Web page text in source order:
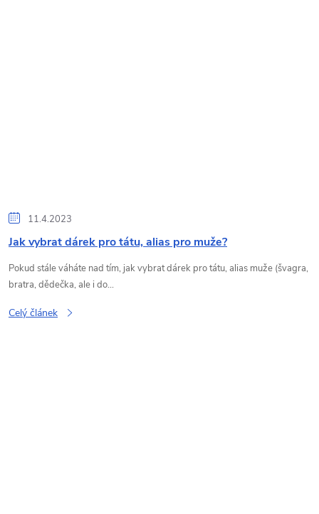
11.4.2023
Jak vybrat dárek pro tátu, alias pro muže?
Pokud stále váháte nad tím, jak vybrat dárek pro tátu, alias muže (švagra,
bratra, dědečka, ale i do...
Celý článek